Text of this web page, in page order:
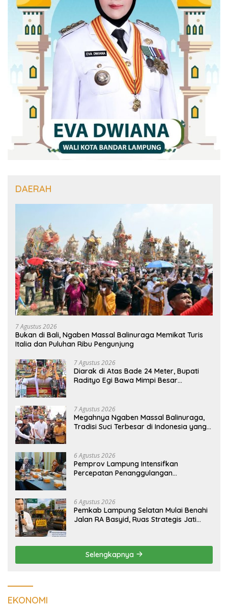
DAERAH
7 Agustus 2026
Bukan di Bali, Ngaben Massal Balinuraga Memikat Turis
Italia dan Puluhan Ribu Pengunjung
7 Agustus 2026
Diarak di Atas Bade 24 Meter, Bupati
Radityo Egi Bawa Mimpi Besar
7 Agustus 2026
Megahnya Ngaben Massal Balinuraga,
Tradisi Suci Terbesar di Indonesia yang
6 Agustus 2026
Pemprov Lampung Intensifkan
Percepatan Penanggulangan
6 Agustus 2026
Pemkab Lampung Selatan Mulai Benahi
Jalan RA Basyid, Ruas Strategis Jati
Selengkapnya
EKONOMI